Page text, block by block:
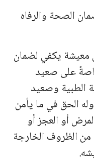
الصحة والرفاه
يكفي لضمان
على صعيد
الطبية وصعيد
الحق في ما يأمن
أو العجز أو
من الظروف الخارجة